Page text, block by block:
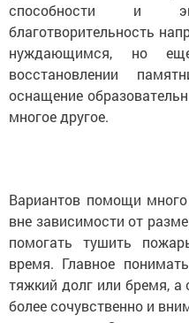
способности и
благотворительность
нуждающимся, но
восстановлении
оснащение
многое другое.
Вариантов помощи
вне зависимости от
помогать тушить
время. Главное
тяжкий долг или бремя,
более сочувственно и